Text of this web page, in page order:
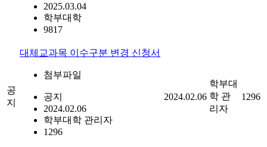
2025.03.04
학부대학
9817
공
지
대체교과목 이수구분 변경 신청서
첨부파일
공지
2024.02.06
학부대학 관리자
1296
2024.02.06
학부대
학 관
리자
1296